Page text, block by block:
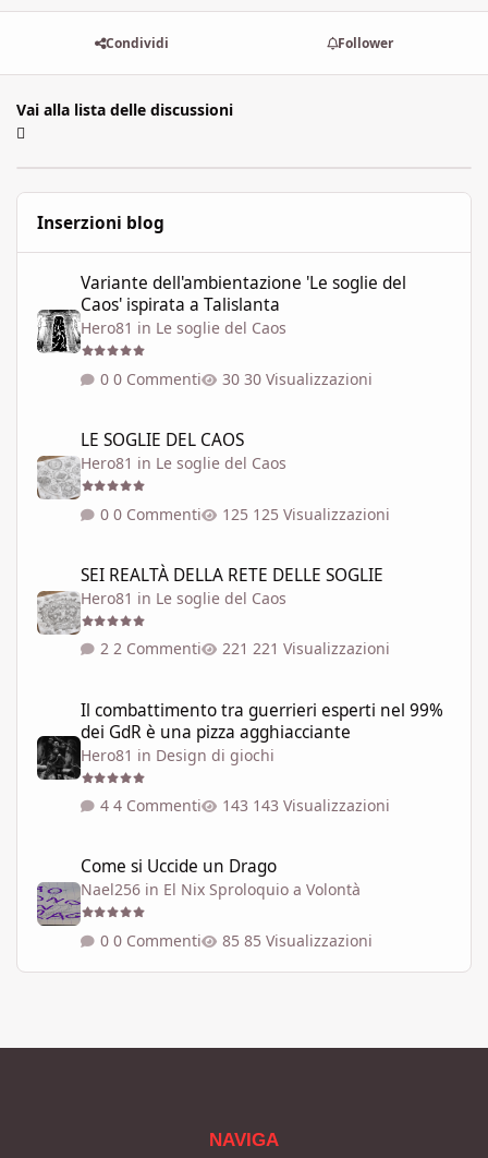
Condividi Follower
Vai alla lista delle discussioni
Inserzioni blog
Variante dell'ambientazione 'Le soglie del
Caos' ispirata a Talislanta
Hero81 in Le soglie del Caos
0 Commenti 30 Visualizzazioni
LE SOGLIE DEL CAOS
Hero81 in Le soglie del Caos
0 Commenti 125 Visualizzazioni
SEI REALTÀ DELLA RETE DELLE SOGLIE
Hero81 in Le soglie del Caos
2 Commenti 221 Visualizzazioni
Il combattimento tra guerrieri esperti nel 99%
dei GdR è una pizza agghiacciante
Hero81 in Design di giochi
4 Commenti 143 Visualizzazioni
Come si Uccide un Drago
Nael256 in El Nix Sproloquio a Volontà
0 Commenti 85 Visualizzazioni
NAVIGA